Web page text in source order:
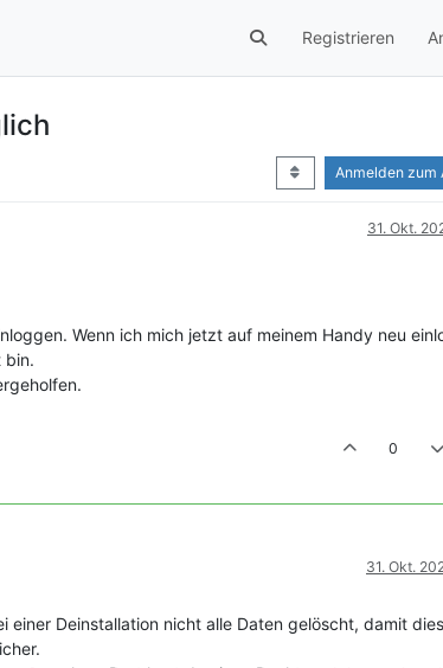
Registrieren
Anmelden zum
31. Okt.
Wenn ich mich jetzt auf meinem Handy neu
bin.
0
31. Okt.
Deinstallation nicht alle Daten gelöscht, damit